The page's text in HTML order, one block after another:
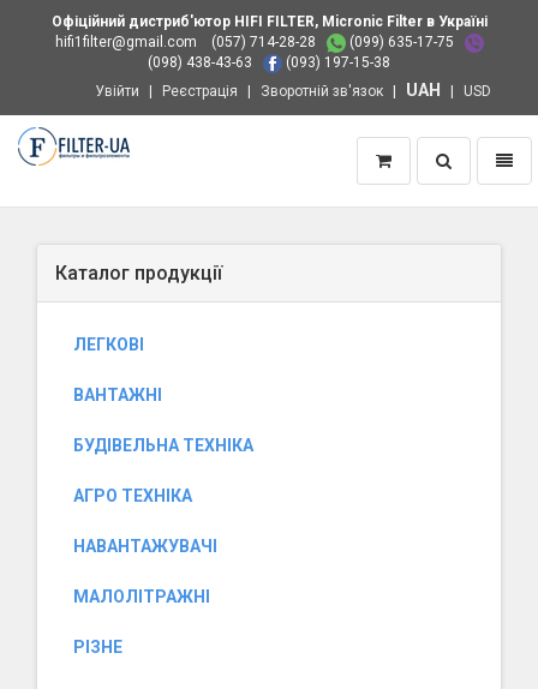
Офіційний дистриб'ютор HIFI FILTER, Micronic Filter в Україні
hifi1filter@gmail.com
(057) 714-28-28
(099) 635-17-75
(098) 438-43-63
(093) 197-15-38
Увійти
Реєстрація Зворотній зв'язок UAH USD
Пошук
Каталог продукції
ЛЕГКОВІ
ВАНТАЖНІ
БУДІВЕЛЬНА ТЕХНІКА
АГРО ТЕХНІКА
НАВАНТАЖУВАЧІ
МАЛОЛІТРАЖНІ
РІЗНЕ